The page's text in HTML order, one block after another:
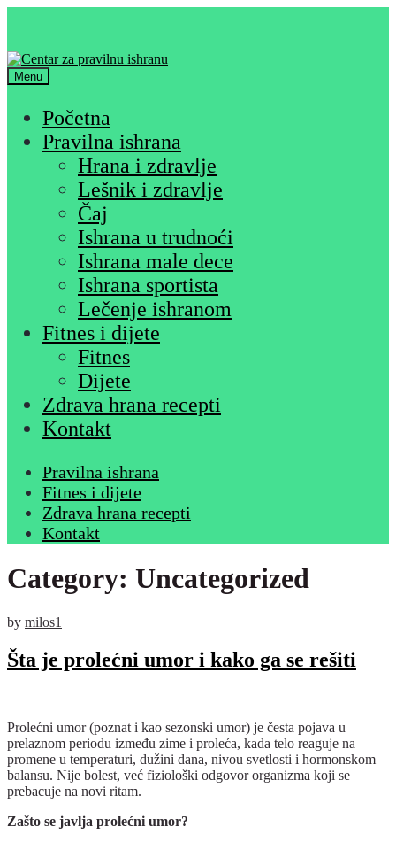
Menu
Početna
Pravilna ishrana
Hrana i zdravlje
Lešnik i zdravlje
Čaj
Ishrana u trudnoći
Ishrana male dece
Ishrana sportista
Lečenje ishranom
Fitnes i dijete
Fitnes
Dijete
Zdrava hrana recepti
Kontakt
Pravilna ishrana
Fitnes i dijete
Zdrava hrana recepti
Kontakt
Category: Uncategorized
by milos1
Šta je prolećni umor i kako ga se rešiti
Prolećni umor (poznat i kao sezonski umor) je česta pojava u
prelaznom periodu između zime i proleća, kada telo reaguje na
promene u temperaturi, dužini dana, nivou svetlosti i hormonskom
balansu. Nije bolest, već fiziološki odgovor organizma koji se
prebacuje na novi ritam.
Zašto se javlja prolećni umor?